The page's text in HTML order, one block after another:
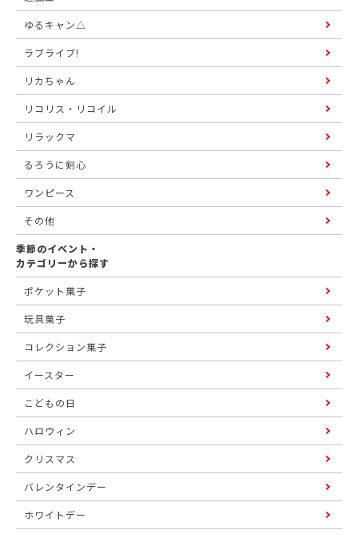
ゆるキャン△
ラブライブ!
リカちゃん
リコリス・リコイル
リラックマ
るろうに剣心
ワンピース
その他
季節のイベント・
カテゴリーから探す
ポケット菓子
玩具菓子
コレクション菓子
イースター
こどもの日
ハロウィン
クリスマス
バレンタインデー
ホワイトデー